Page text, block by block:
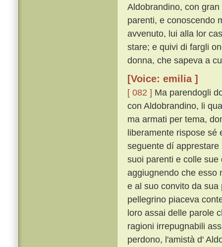
Aldobrandino, con
parenti, e conoscendo
avvenuto, lui alla lor
stare; e quivi di fargli
donna, che sapeva a
[Voice: emilia ]
[ 082 ] Ma parendogli
con Aldobrandino, li
ma armati per tema,
liberamente rispose
seguente dí
suoi parenti e colle
aggiugnendo che esso
e al suo convito da
pellegrino piaceva
loro assai delle parole
ragioni irrepugnabili
perdono, l'amistà d'